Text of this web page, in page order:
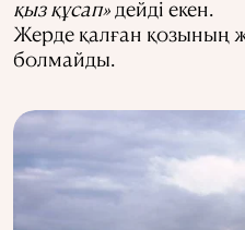
қыз құсап» дейді екен.
Жерде қалған қозының
болмайды.